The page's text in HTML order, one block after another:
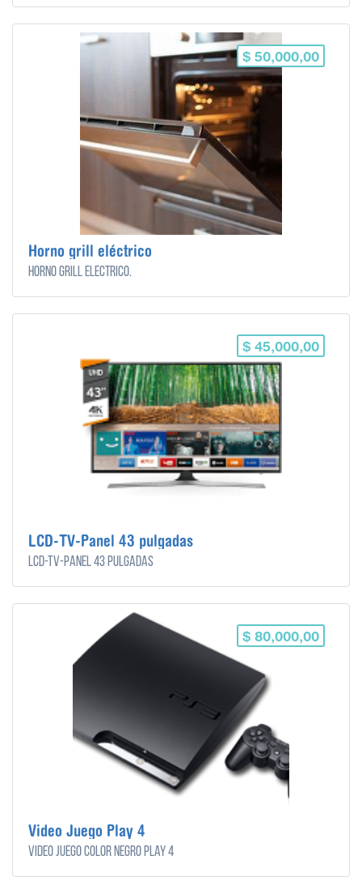
$ 50,000,00
Horno grill eléctrico
Horno grill eléctrico.
$ 45,000,00
LCD-TV-Panel 43 pulgadas
LCD-TV-Panel 43 pulgadas
$ 80,000,00
Video Juego Play 4
Video juego color negro play 4